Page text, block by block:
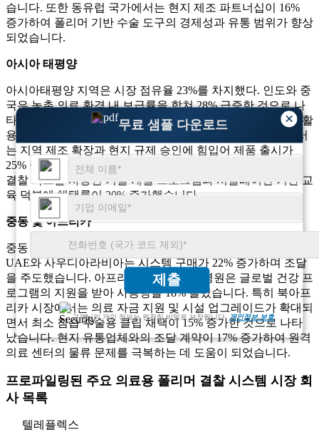
×
무료 샘플 다운로드
제출
고객님의 개인 정보는 완전히 비밀로 보장됩니다. 개인정보 보호
습니다. 또한 동유럽 국가에서는 현지 제조 파트너십이 16%
증가하여 폴리머 기반 수술 도구의 경제성과 유통 범위가 향상
되었습니다.
아시아 태평양
아시아태평양 지역은 시장 점유율 23%를 차지했다. 인도와 중
국은 농촌 의료 환경 내 보급률을 합쳐 28% 급증한 것으로 나
타났습니다. 도시 병원에서는 의료용 고분자 결찰 시스템을 활
용한 복강경 수술이 31% 증가했습니다. 동남아시아 국가에서
는 지역 제조 확장과 현지 규제 승인에 힘입어 제품 출시가
25% 증가했습니다. 또한 이 지역의 교육 병원에서는 폴리머
결찰 키트를 사용한 기술 개발 프로그램과 시뮬레이션 기반 교
육 덕분에 채택률이 20% 증가했습니다.
중동 및 아프리카
중동 및 아프리카 지역은 12%의 시장 점유율을 차지했습니다.
UAE와 사우디아라비아는 시스템 구매가 22% 증가하며 조달
을 주도했습니다. 아프리카 전역의 공립병원은 글로벌 건강 프
로그램의 지원을 받아 사용량을 18% 늘렸습니다. 특히 북아프
리카 시장에서는 의료 자금 지원 및 시설 업그레이드가 확대되
면서 최소 침습 수술용 클립 채택이 15% 증가한 것으로 나타
났습니다. 현지 유통업체와의 조달 계약이 17% 증가하여 원격
의료 센터의 물류 문제를 극복하는 데 도움이 되었습니다.
프로파일링된 주요 의료용 폴리머 결찰 시스템 시장 회
사 목록
텔레플렉스